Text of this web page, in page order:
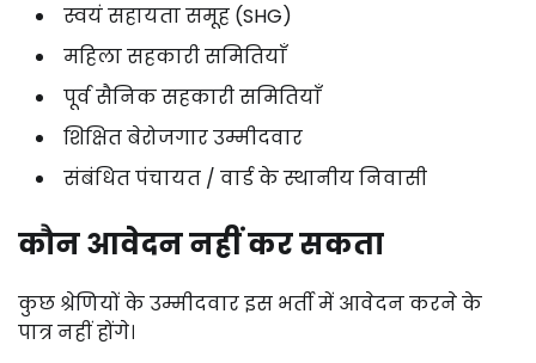
स्वयं सहायता समूह (SHG)
महिला सहकारी समितियाँ
पूर्व सैनिक सहकारी समितियाँ
शिक्षित बेरोजगार उम्मीदवार
संबंधित पंचायत / वार्ड के स्थानीय निवासी
कौन आवेदन नहीं कर सकता
कुछ श्रेणियों के उम्मीदवार इस भर्ती में आवेदन करने के
पात्र नहीं होंगे।